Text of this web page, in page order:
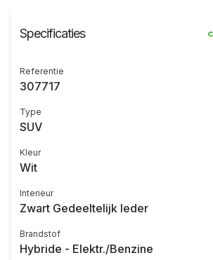
Specificaties
Referentie
307717
Type
SUV
Kleur
Wit
Interieur
Zwart Gedeeltelijk leder
Brandstof
Hybride - Elektr./Benzine